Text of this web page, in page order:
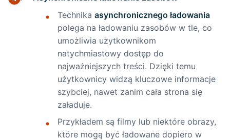
Technika asynchronicznego ładowania
polega na ładowaniu zasobów w tle, co
umożliwia użytkownikom
natychmiastowy dostęp do
najważniejszych treści. Dzięki temu
użytkownicy widzą kluczowe informacje
szybciej, nawet zanim cała strona się
załaduje.
Przykładem są filmy lub niektóre obrazy,
które mogą być ładowane dopiero w